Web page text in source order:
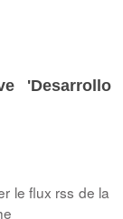
'Desarrollo
le flux rss de la